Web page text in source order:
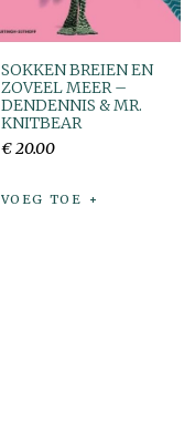
SOKKEN BREIEN EN
ZOVEEL MEER –
DENDENNIS & MR.
KNITBEAR
€ 20.00
VOEG TOE